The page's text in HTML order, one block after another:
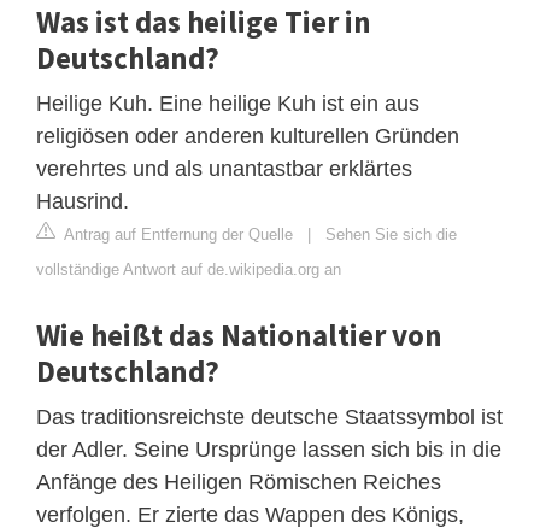
Was ist das heilige Tier in
Deutschland?
Heilige Kuh. Eine heilige Kuh ist ein aus
religiösen oder anderen kulturellen Gründen
verehrtes und als unantastbar erklärtes
Hausrind.
Antrag auf Entfernung der Quelle | Sehen Sie sich die
vollständige Antwort auf de.wikipedia.org an
Wie heißt das Nationaltier von
Deutschland?
Das traditionsreichste deutsche Staatssymbol ist
der Adler. Seine Ursprünge lassen sich bis in die
Anfänge des Heiligen Römischen Reiches
verfolgen. Er zierte das Wappen des Königs,